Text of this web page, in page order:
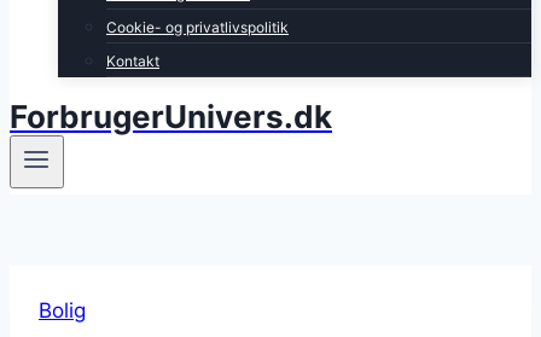
Cookie- og privatlivspolitik
Kontakt
ForbrugerUnivers.dk
Bolig